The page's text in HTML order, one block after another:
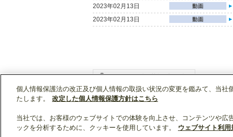
2023年02月13日
2023年02月13日
WIN2Kトップ 製品情報
個人情報保護法の改正及び個人情報の取扱い状況の変更を鑑みて、当
たします。
改定した個人情報保護方針はこちら
当社では、お客様のウェブサイトでの体験を向上させ、コンテンツや広
ックを分析するために、クッキーを使用しています。
ウェブサイト利用